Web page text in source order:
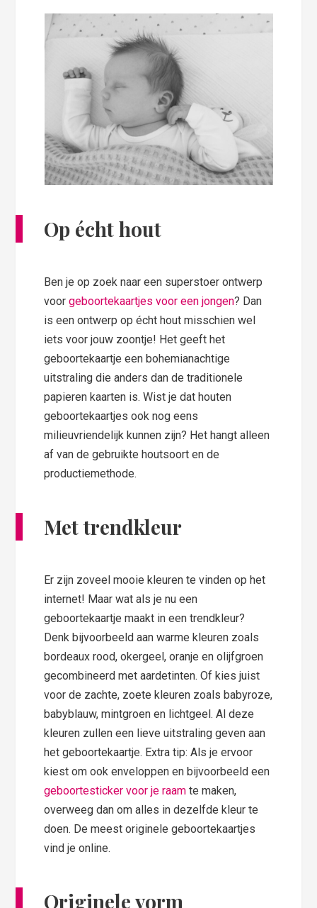
Op écht hout
Ben je op zoek naar een superstoer ontwerp
voorgeboortekaartjes voor een jongen? Dan
is een ontwerp op écht hout misschien wel
iets voor jouw zoontje! Het geeft het
geboortekaartje een bohemianachtige
uitstraling die anders dan de traditionele
papieren kaarten is. Wist je dat houten
geboortekaartjes ook nog eens
milieuvriendelijk kunnen zijn? Het hangt alleen
af van de gebruikte houtsoort en de
productiemethode.
Met trendkleur
Er zijn zoveel mooie kleuren te vinden op het
internet! Maar wat als je nu een
geboortekaartje maakt in een trendkleur?
Denk bijvoorbeeld aan warme kleuren zoals
bordeaux rood, okergeel, oranje en olijfgroen
gecombineerd met aardetinten. Of kies juist
voor de zachte, zoete kleuren zoals babyroze,
babyblauw, mintgroen en lichtgeel. Al deze
kleuren zullen een lieve uitstraling geven aan
het geboortekaartje. Extra tip: Als je ervoor
kiest om ook enveloppen en bijvoorbeeld een
geboortesticker voor je raam te maken,
overweeg dan om alles in dezelfde kleur te
doen. De meest originele geboortekaartjes
vind je online.
Originele vorm